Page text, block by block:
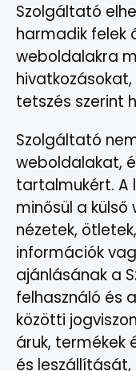
Szolgáltató
harmadik
weboldalakra
tetszés szerint
Szolgáltató
weboldalakat,
tartalmukért. A
minősül a
nézetek,
információk
ajánlásának a
felhasználó és
közötti
áruk, termékek
és leszállítását,